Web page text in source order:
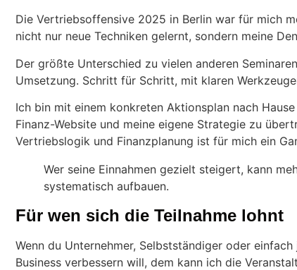
Die Vertriebsoffensive 2025 in Berlin war für mich
nicht nur neue Techniken gelernt, sondern meine
Der größte Unterschied zu vielen anderen
Umsetzung. Schritt für Schritt, mit klaren
Ich bin mit einem konkreten Aktionsplan nach
Finanz-Website und meine eigene Strategie zu
Vertriebslogik und Finanzplanung ist für mich ein
Wer seine Einnahmen gezielt steigert, kann
systematisch aufbauen.
Für wen sich die Teilnahme lohnt
Wenn du Unternehmer, Selbstständiger oder
Business verbessern will, dem kann ich die